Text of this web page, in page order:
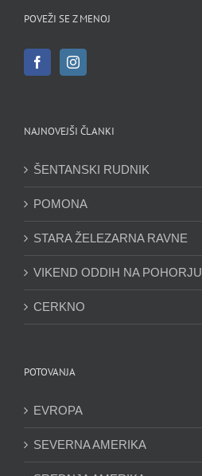
POVEŽI SE Z MENOJ
NAJNOVEJŠI ČLANKI
ŠENTANSKI RUDNIK
POMONA
STARA ŽELEZARNA RAVNE
VIKEND ODDIH NA POHORJU
CERKNO
POTOVANJA
EVROPA
SEVERNA AMERIKA